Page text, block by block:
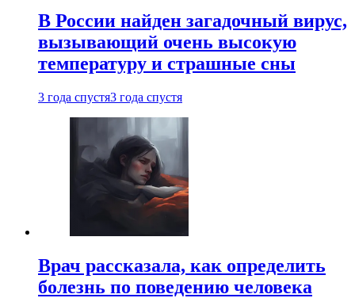
В России найден загадочный вирус,
вызывающий очень высокую
температуру и страшные сны
3 года спустя3 года спустя
Врач рассказала, как определить
болезнь по поведению человека